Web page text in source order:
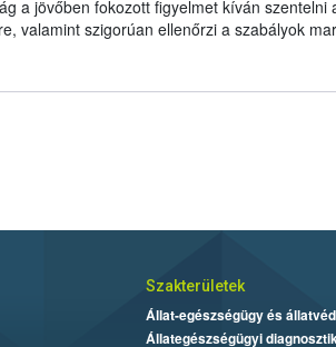
a jövőben fokozott figyelmet kíván szentelni
valamint szigorúan ellenőrzi a szabályok
Szakterületek
Állat-egészségügy és
Állategészségügyi